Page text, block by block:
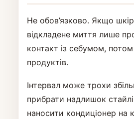
Не обов’язково. Якщо
відкладене миття лише
контакт із себумом,
продуктів.
Інтервал може трохи
прибрати надлишок
наносити кондиціонер на